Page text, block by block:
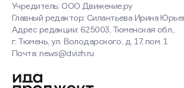
Учредитель: ООО Движение.ру
Главный редактор: Силантьева Ирина
Адрес редакции: 625003, Тюменская обл.,
г. Тюмень, ул. Володарского, д. 17, пом. 1
Почта: news@dvizh.ru